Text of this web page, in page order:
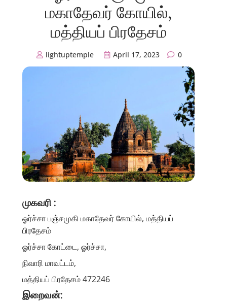
மகாதேவர் கோயில்,
மத்தியப் பிரதேசம்
lightuptemple April 17, 2023 0
முகவரி :
ஓர்ச்சா பஞ்சமுகி மகாதேவர் கோயில், மத்தியப்
பிரதேசம்
ஓர்ச்சா கோட்டை, ஓர்ச்சா,
நிவாரி மாவட்டம்,
மத்தியப் பிரதேசம் 472246
இறைவன்: